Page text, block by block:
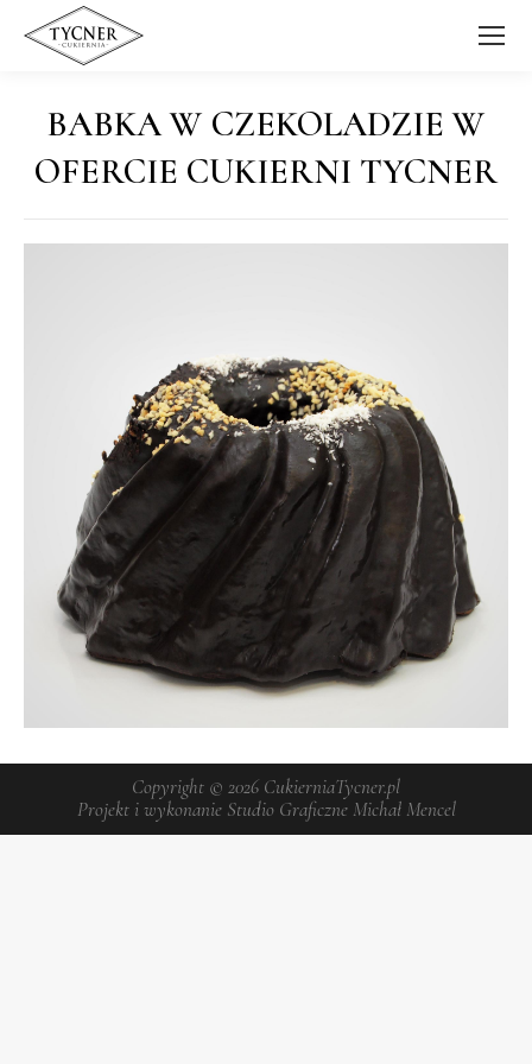
BABKA W CZEKOLADZIE W
OFERCIE CUKIERNI TYCNER
Copyright © 2026 CukierniaTycner.pl
Projekt i wykonanie Studio Graficzne Michał Mencel